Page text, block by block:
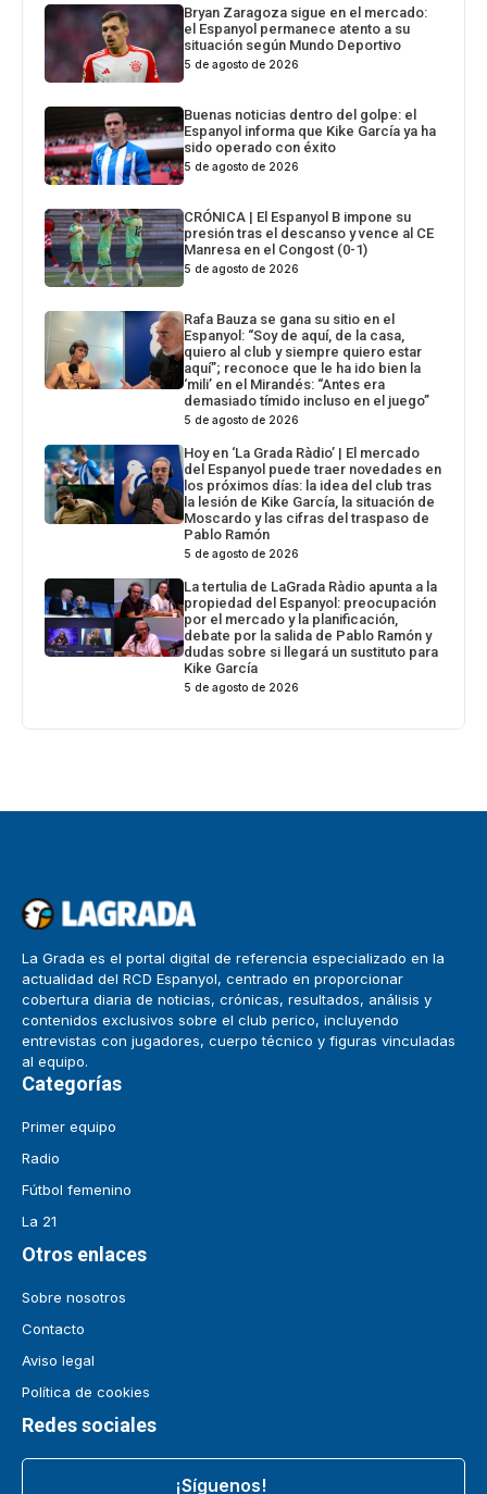
Bryan Zaragoza sigue en el mercado:
el Espanyol permanece atento a su
situación según Mundo Deportivo
5 de agosto de 2026
Buenas noticias dentro del golpe: el
Espanyol informa que Kike García ya ha
sido operado con éxito
5 de agosto de 2026
CRÓNICA | El Espanyol B impone su
presión tras el descanso y vence al CE
Manresa en el Congost (0-1)
5 de agosto de 2026
Rafa Bauza se gana su sitio en el
Espanyol: “Soy de aquí, de la casa,
quiero al club y siempre quiero estar
aquí”; reconoce que le ha ido bien la
‘mili’ en el Mirandés: “Antes era
demasiado tímido incluso en el juego”
5 de agosto de 2026
Hoy en ‘La Grada Ràdio’ | El mercado
del Espanyol puede traer novedades en
los próximos días: la idea del club tras
la lesión de Kike García, la situación de
Moscardo y las cifras del traspaso de
Pablo Ramón
5 de agosto de 2026
La tertulia de LaGrada Ràdio apunta a la
propiedad del Espanyol: preocupación
por el mercado y la planificación,
debate por la salida de Pablo Ramón y
dudas sobre si llegará un sustituto para
Kike García
5 de agosto de 2026
La Grada es el portal digital de referencia especializado en la
actualidad del RCD Espanyol, centrado en proporcionar
cobertura diaria de noticias, crónicas, resultados, análisis y
contenidos exclusivos sobre el club perico, incluyendo
entrevistas con jugadores, cuerpo técnico y figuras vinculadas
al equipo.
Categorías
Primer equipo
Radio
Fútbol femenino
La 21
Otros enlaces
Sobre nosotros
Contacto
Aviso legal
Política de cookies
Redes sociales
¡Síguenos!